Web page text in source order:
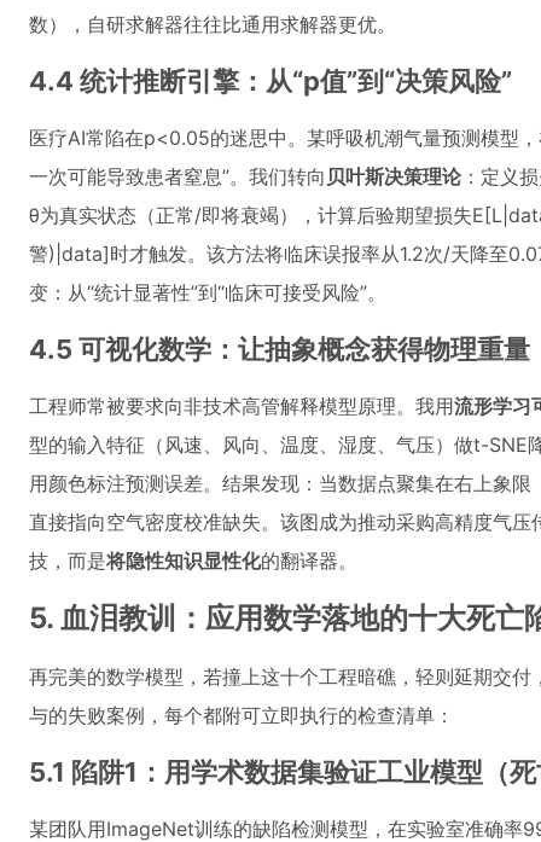
数），自研求解器往往比通用求解器更优。
4.4 统计推断引擎：从“p值”到“决策风险”
医疗AI常陷在p<0.05的迷思中。某呼吸机潮气量预测模型
一次可能导致患者窒息”。我们转向 贝叶斯决策理论：定义
θ为真实状态（正常/即将衰竭），计算后验期望损失
警)|data]时才触发。该方法将临床误报率从1.2次/天降至
变：从“统计显著性”到“临床可接受风险”。
4.5 可视化数学：让抽象概念获得物理重量
工程师常被要求向非技术高管解释模型原理。我用流形学习
型的输入特征（风速、风向、温度、湿度、气压）做t-SNE
用颜色标注预测误差。结果发现：当数据点聚集在右上象
直接指向空气密度校准缺失。该图成为推动采购高精度气
技，而是将隐性知识显性化的翻译器。
5. 血泪教训：应用数学落地的十大死亡
再完美的数学模型，若撞上这十个工程暗礁，轻则延期交
与的失败案例，每个都附可立即执行的检查清单：
5.1 陷阱1：用学术数据集验证工业模型（
某团队用ImageNet训练的缺陷检测模型，在实验室准确率